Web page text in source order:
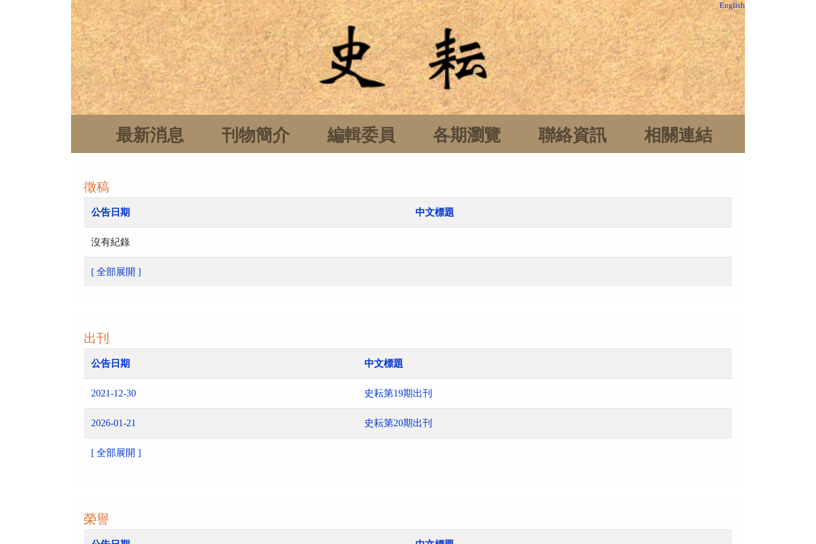
English
最新消息 刊物簡介 編輯委員 各期瀏覽 聯絡資訊 相關連結
徵稿
公告日期 中文標題
沒有紀錄
[ 全部展開 ]
出刊
公告日期 中文標題
2021-12-30 史耘第19期出刊
2026-01-21 史耘第20期出刊
[ 全部展開 ]
榮譽